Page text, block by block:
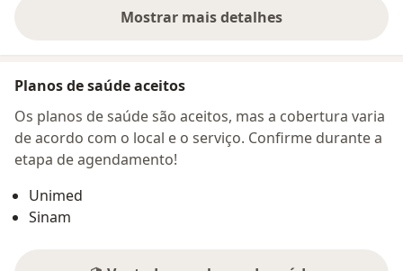
Mostrar mais detalhes
sobre o endereço
Planos de saúde aceitos
Os planos de saúde são aceitos, mas a cobertura varia
de acordo com o local e o serviço. Confirme durante a
etapa de agendamento!
Unimed
Sinam